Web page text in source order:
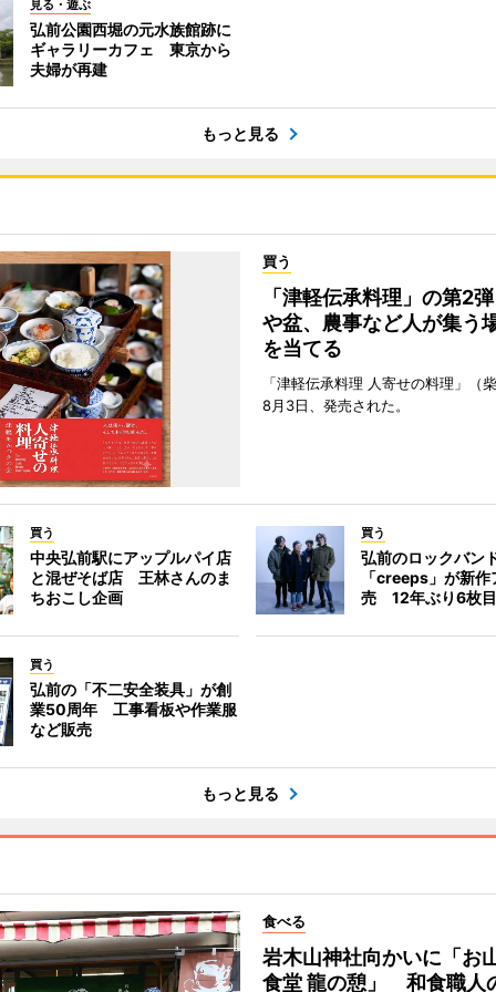
見る・遊ぶ
弘前公園西堀の元水族館跡に
ギャラリーカフェ 東京から
夫婦が再建
もっと見る
買う
「津軽伝承料理」の第2
や盆、農事など人が集う
を当てる
「津軽伝承料理 人寄せの料理」（
8月3日、発売された。
買う
中央弘前駅にアップルパイ店
と混ぜそば店 王林さんのま
ちおこし企画
買う
弘前のロックバン
「creeps」が新
売 12年ぶり6枚
買う
弘前の「不二安全装具」が創
業50周年 工事看板や作業服
など販売
もっと見る
食べる
岩木山神社向かいに「お
食堂 龍の憩」 和食職人